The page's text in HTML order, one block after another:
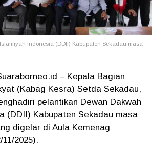
Indonesia (DDII) Kabupaten Sekadau masa
– Kepala Bagian
(Kabag Kesra) Setda Sekadau,
pelantikan Dewan Dakwah
(DDII) Kabupaten Sekadau masa
digelar di Aula Kemenag
2025).